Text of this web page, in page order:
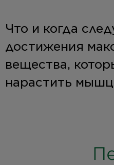
Что и когда
достижения
вещества,
нарастить